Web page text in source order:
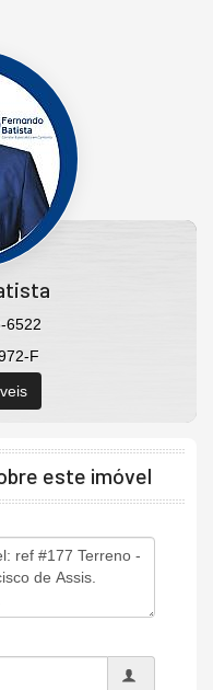
6522
F
este imóvel